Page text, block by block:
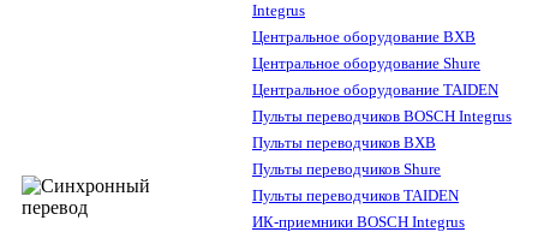
Integrus
Центральное оборудование BXB
Центральное оборудование Shure
Центральное оборудование TAIDEN
Пульты переводчиков BOSCH Integrus
Пульты переводчиков BXB
Пульты переводчиков Shure
Пульты переводчиков TAIDEN
ИК-приемники BOSCH Integrus